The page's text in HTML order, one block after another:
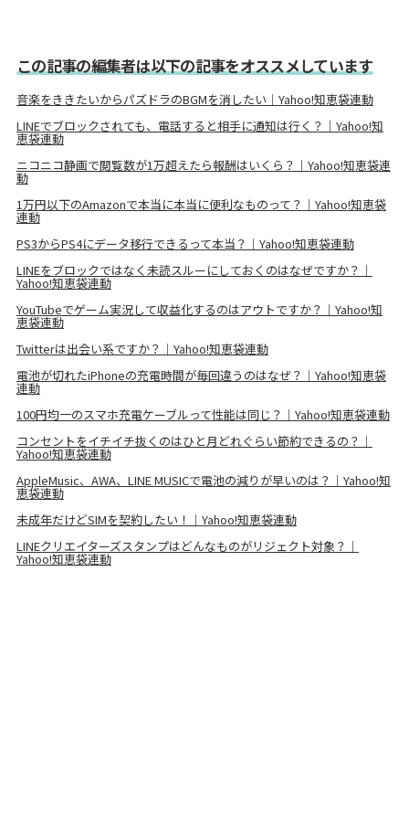
この記事の編集者は以下の記事をオススメしています
音楽をききたいからパズドラのBGMを消したい｜Yahoo!知恵袋連動
LINEでブロックされても、電話すると相手に通知は行く？｜Yahoo!知
恵袋連動
ニコニコ静画で閲覧数が1万超えたら報酬はいくら？｜Yahoo!知恵袋連
動
1万円以下のAmazonで本当に本当に便利なものって？｜Yahoo!知恵袋
連動
PS3からPS4にデータ移行できるって本当？｜Yahoo!知恵袋連動
LINEをブロックではなく未読スルーにしておくのはなぜですか？｜
Yahoo!知恵袋連動
YouTubeでゲーム実況して収益化するのはアウトですか？｜Yahoo!知
恵袋連動
Twitterは出会い系ですか？｜Yahoo!知恵袋連動
電池が切れたiPhoneの充電時間が毎回違うのはなぜ？｜Yahoo!知恵袋
連動
100円均一のスマホ充電ケーブルって性能は同じ？｜Yahoo!知恵袋連動
コンセントをイチイチ抜くのはひと月どれぐらい節約できるの？｜
Yahoo!知恵袋連動
AppleМusic、AWA、LINE МUSICで電池の減りが早いのは？｜Yahoo!知
恵袋連動
未成年だけどSIMを契約したい！｜Yahoo!知恵袋連動
LINEクリエイターズスタンプはどんなものがリジェクト対象？｜
Yahoo!知恵袋連動